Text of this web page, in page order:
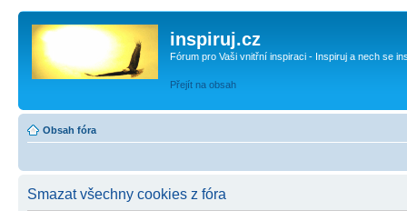
inspiruj.cz
Fórum pro Vaši vnitřní inspiraci - Inspiruj a nech se
Přejít na obsah
Obsah fóra
Smazat všechny cookies z fóra